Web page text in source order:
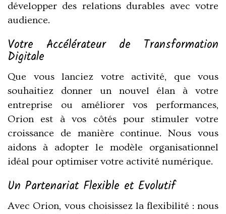
développer des relations durables avec votre
audience.
Votre Accélérateur de Transformation
Digitale
Que vous lanciez votre activité, que vous
souhaitiez donner un nouvel élan à votre
entreprise ou améliorer vos performances,
Orion est à vos côtés pour stimuler votre
croissance de manière continue. Nous vous
aidons à adopter le modèle organisationnel
idéal pour optimiser votre activité numérique.
Un Partenariat Flexible et Evolutif
Avec Orion, vous choisissez la flexibilité : nous